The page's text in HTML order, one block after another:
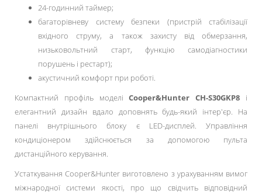
24-годинний таймер;
багаторівневу систему безпеки (пристрій стабілізації
вхідного струму, а також захисту від обмерзання,
низьковольтний старт, функцію самодіагностики
порушень і рестарт);
акустичний комфорт при роботі.
Компактний профіль моделіCooper&Hunter CH-S30GKP8 і
елегантний дизайн вдало доповнять будь-який інтер'єр. На
панелі внутрішнього блоку є LED-дисплей. Управління
кондиціонером здійснюється за допомогою пульта
дистанційного керування.
Устаткування Cooper&Hunter виготовлено з урахуванням вимог
міжнародної системи якості, про що свідчить відповідний